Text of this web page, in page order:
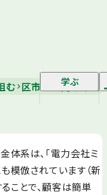
学ぶ
む 区市町村向け｜省
体系は、「電力会社ミ
模倣されています（新
ことで、顧客は簡単